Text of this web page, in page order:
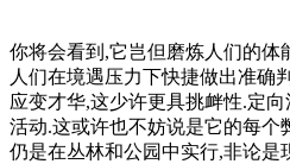
你将会看到,它岂但磨炼人们的体
人们在境遇压力下快捷做出准确
应变才华,这少许更具挑衅性.定
活动.这或许也不妨说是它的每个
仍是在丛林和公园中实行,非论是